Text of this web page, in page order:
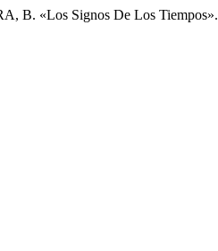
B. «Los Signos De Los Tiempos».